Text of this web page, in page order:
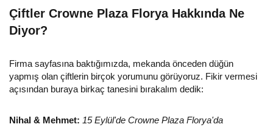
Çiftler Crowne Plaza Florya Hakkında Ne
Diyor?
Firma sayfasına baktığımızda, mekanda önceden düğün
yapmış olan çiftlerin birçok yorumunu görüyoruz. Fikir vermesi
açısından buraya birkaç tanesini bırakalım dedik:
Nihal & Mehmet: 15 Eylül'de Crowne Plaza Florya'da